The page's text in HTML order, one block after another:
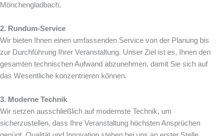
Mönchengladbach.
2. Rundum-Service
Wir bieten Ihnen einen umfassenden Service von der Planung bis
zur Durchführung Ihrer Veranstaltung. Unser Ziel ist es, Ihnen den
gesamten technischen Aufwand abzunehmen, damit Sie sich auf
das Wesentliche konzentrieren können.
3. Moderne Technik
Wir setzen ausschließlich auf modernste Technik, um
sicherzustellen, dass Ihre Veranstaltung höchsten Ansprüchen